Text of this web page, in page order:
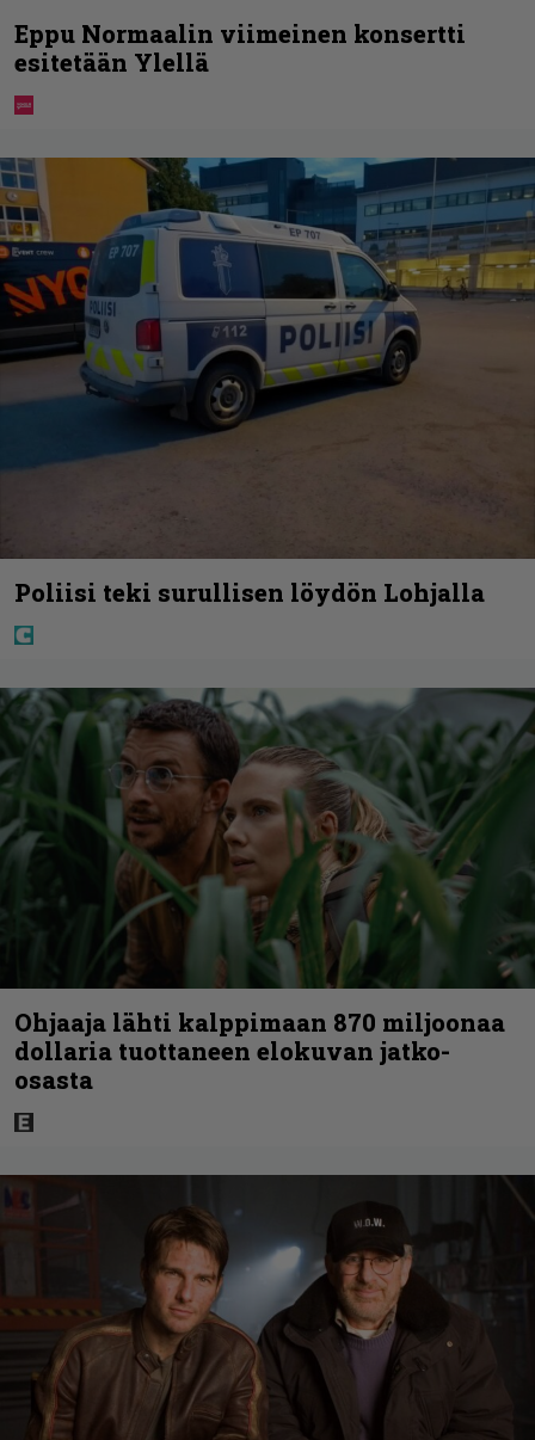
Eppu Normaalin viimeinen konsertti
esitetään Ylellä
Poliisi teki surullisen löydön Lohjalla
Ohjaaja lähti kalppimaan 870 miljoonaa
dollaria tuottaneen elokuvan jatko-
osasta